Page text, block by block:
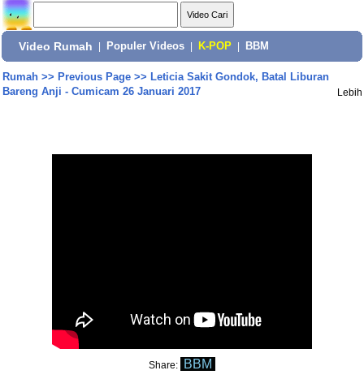
Video Rumah Populer Videos K-POP BBM
Rumah>> Previous Page>> Leticia Sakit Gondok, Batal Liburan
Bareng Anji - Cumicam 26 Januari 2017
Lebih
Share: BBM